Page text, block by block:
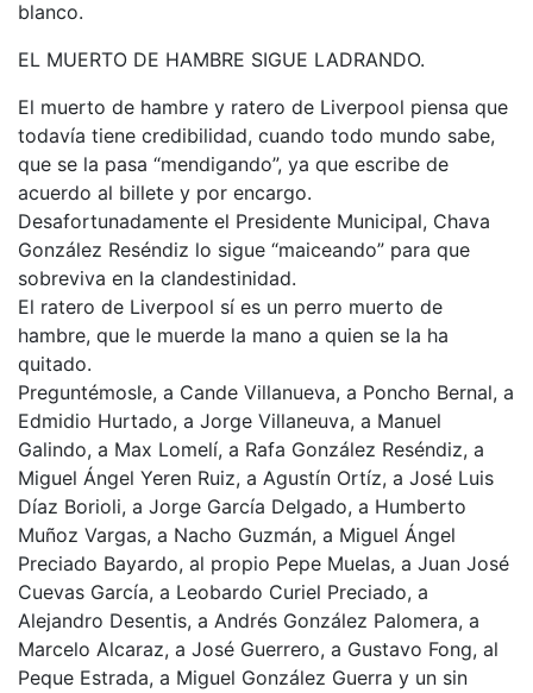
blanco.
EL MUERTO DE HAMBRE SIGUE LADRANDO.
El muerto de hambre y ratero de Liverpool piensa que
todavía tiene credibilidad, cuando todo mundo sabe,
que se la pasa “mendigando”, ya que escribe de
acuerdo al billete y por encargo.
Desafortunadamente el Presidente Municipal, Chava
González Reséndiz lo sigue “maiceando” para que
sobreviva en la clandestinidad.
El ratero de Liverpool sí es un perro muerto de
hambre, que le muerde la mano a quien se la ha
quitado.
Preguntémosle, a Cande Villanueva, a Poncho Bernal, a
Edmidio Hurtado, a Jorge Villaneuva, a Manuel
Galindo, a Max Lomelí, a Rafa González Reséndiz, a
Miguel Ángel Yeren Ruiz, a Agustín Ortíz, a José Luis
Díaz Borioli, a Jorge García Delgado, a Humberto
Muñoz Vargas, a Nacho Guzmán, a Miguel Ángel
Preciado Bayardo, al propio Pepe Muelas, a Juan José
Cuevas García, a Leobardo Curiel Preciado, a
Alejandro Desentis, a Andrés González Palomera, a
Marcelo Alcaraz, a José Guerrero, a Gustavo Fong, al
Peque Estrada, a Miguel González Guerra y un sin